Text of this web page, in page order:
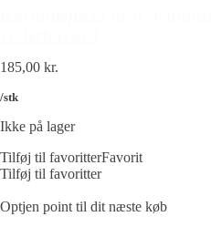
185,00 kr.
/stk
Ikke på lager
Tilføj til favoritterFavorit
Tilføj til favoritter
Optjen point til dit næste køb